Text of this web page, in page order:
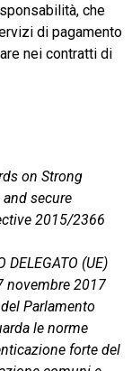
che
di pagamento
nei contratti di
on Strong
secure
2015/2366
DELEGATO (UE)
novembre 2017
Parlamento
le norme
forte del